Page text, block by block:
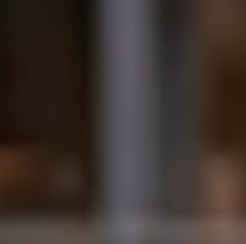
所选升读学位
政府、公司或